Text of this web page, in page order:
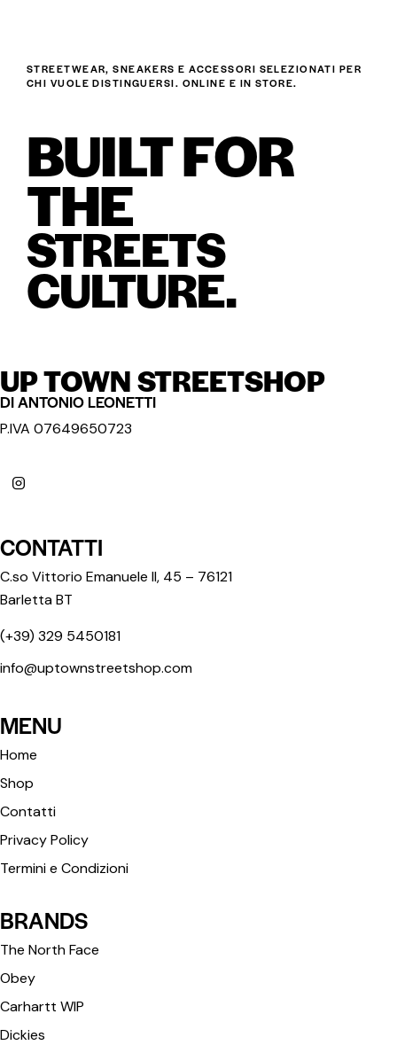
STREETWEAR, SNEAKERS E ACCESSORI SELEZIONATI PER
CHI VUOLE DISTINGUERSI. ONLINE E IN STORE.
BUILT FOR
THE
STREETS
CULTURE.
UP TOWN STREETSHOP
DI ANTONIO LEONETTI
P.IVA 07649650723
CONTATTI
C.so Vittorio Emanuele II, 45 – 76121
Barletta BT
(+39) 329 5450181
info@uptownstreetshop.com
MENU
Home
Shop
Contatti
Privacy Policy
Termini e Condizioni
BRANDS
The North Face
Obey
Carhartt WIP
Dickies